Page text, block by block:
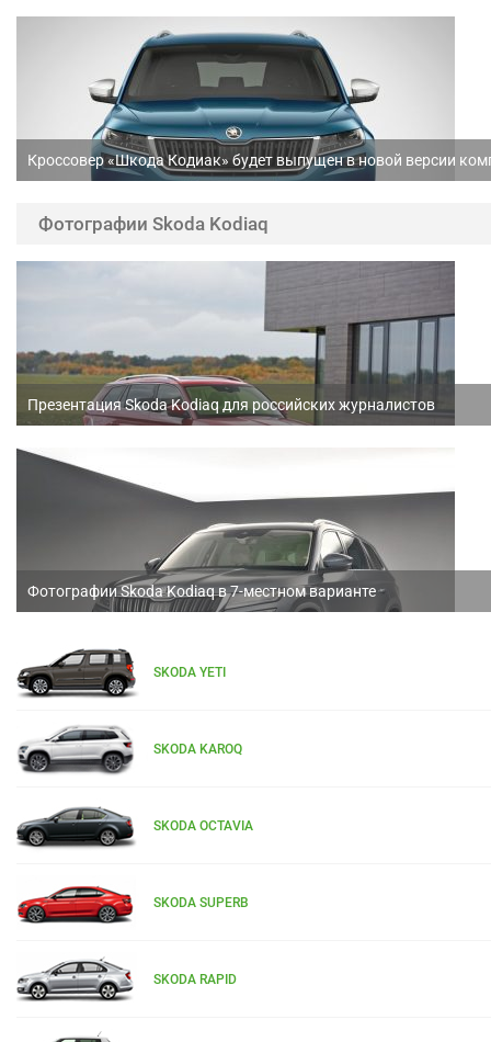
Кроссовер «Шкода Кодиак» будет выпущен в новой версии
Фотографии Skoda Kodiaq
Презентация Skoda Kodiaq для российских журналистов
Фотографии Skoda Kodiaq в 7-местном варианте
SKODA YETI
SKODA KAROQ
SKODA OCTAVIA
SKODA SUPERB
SKODA RAPID